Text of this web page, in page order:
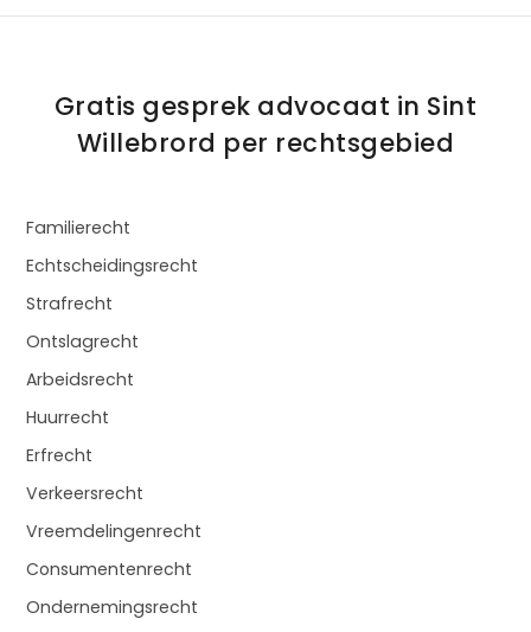
Gratis gesprek advocaat in Sint
Willebrord per rechtsgebied
Familierecht
Echtscheidingsrecht
Strafrecht
Ontslagrecht
Arbeidsrecht
Huurrecht
Erfrecht
Verkeersrecht
Vreemdelingenrecht
Consumentenrecht
Ondernemingsrecht